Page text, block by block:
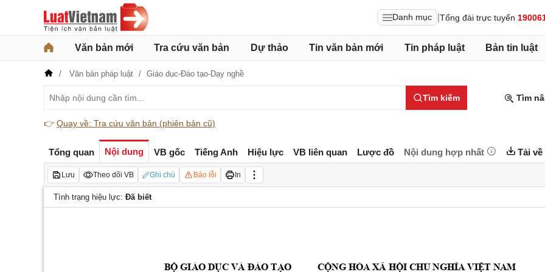
Danh mục Tổng đài trực tuyến
Văn bản mới Tra cứu văn bản Dự thảo Tin văn bản mới Tin pháp luật Bản tin luật
Văn bản pháp luật Giáo dục-Đào tạo-Dạy nghề
Tìm kiếm Tìm
👉 Quay về: Tra cứu văn bản (phiên bản cũ)
Tổng quan Nội dung VB gốc Tiếng Anh Hiệu lực VB liên quan Lược đồ Nội dung hợp nhất Tải về
Lưu Theo dõi VB Ghi chú Báo lỗi In
Tình trạng hiệu lực: Đã biết
BỘ GIÁO DỤC VÀ ĐÀO TẠO CỘNG HÒA XÃ HỘI CHỦ NGHĨA VIỆT NAM